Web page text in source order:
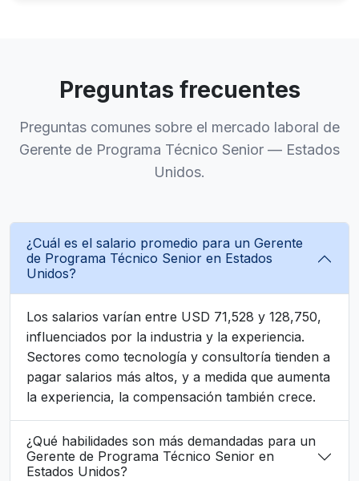
Preguntas frecuentes
Preguntas comunes sobre el mercado laboral de
Gerente de Programa Técnico Senior — Estados
Unidos.
¿Cuál es el salario promedio para un Gerente
de Programa Técnico Senior en Estados
Unidos?
Los salarios varían entre USD 71,528 y 128,750,
influenciados por la industria y la experiencia.
Sectores como tecnología y consultoría tienden a
pagar salarios más altos, y a medida que aumenta
la experiencia, la compensación también crece.
¿Qué habilidades son más demandadas para un
Gerente de Programa Técnico Senior en
Estados Unidos?